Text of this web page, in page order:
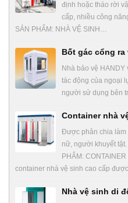
định hoặc tháo rời
cấp, nhiều công
SẢN PHẨM: NHÀ VỆ SINH…
Bốt gác cổng ra
Nhà bảo vệ
tác động của ngoại
người sử dụng bên
Container nhà
Được phân chia làm
nữ, người khuyết tật.
PHẨM:
container nhà vệ sinh cao cấp
Nhà vệ sinh di